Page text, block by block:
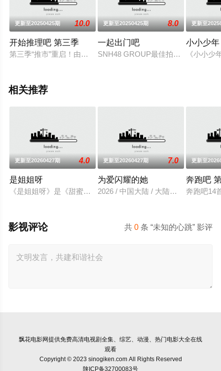
更新至20250425期 10.0
开始推理吧 第三季
第三季“推市”重启！由白宇、迪丽热巴、金靖、刘宇宁、张凌赫
更新至20250425期 8.0
一起出门吧
SNH48 GROUP最佳拍档第四季冠
更新至
小小少
《小小少
相关推荐
更新至20260427期 4.0
是姐姐呀
《是姐姐呀》是《甜蜜的任务》为姐姐们打造的专属特辑，节目
更新至20260427期 7.0
为爱闪耀的她
2026 / 中国大陆 / 大陆综艺
更新至
奔跑吧
奔跑吧14
共0 条 “未知的心跳” 影评
影视评论
飘花电影网提供免费高清电视剧全集、综艺、动漫、热门电影大全在线
观看
Copyright © 2023 sinogiken.com All Rights Reserved
陕ICP备32700083号